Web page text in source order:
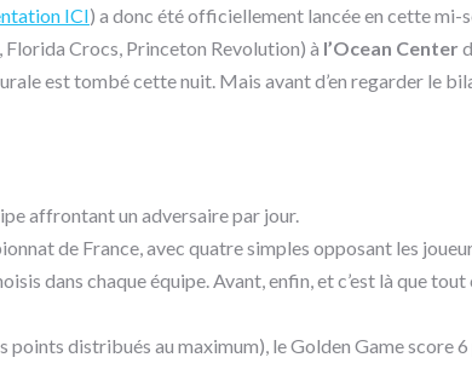
ICI) a donc été officiellement lancée en cette
Crocs, Princeton Revolution) à l’Ocean Center
est tombé cette nuit. Mais avant d’en regarder le
affrontant un adversaire par jour.
de France, avec quatre simples opposant les
dans chaque équipe.Avant, enfin, et c’est là que
distribués au maximum), le Golden Game score